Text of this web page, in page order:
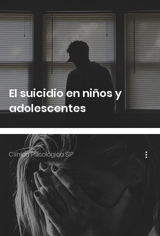
El suicidio en niños y
adolescentes
Clínica Psicológica SIP